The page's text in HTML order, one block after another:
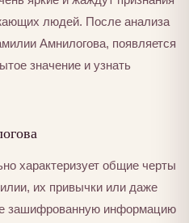
людей. После анализа
Амнилогова, появляется
значение и узнать
характеризует общие черты
их привычки или даже
зашифрованную информацию